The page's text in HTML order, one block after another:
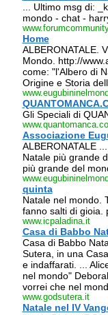
... Ultimo msg di:
mondo - chat -
Home
ALBERONATALE.
Mondo. http://
come: "l'Albero di
Origine e Storia
Gli Speciali di
Associazione
ALBERONATALE
Natale più grande
più grande del
quinta
Natale nel mondo.
fanno salti di gioia.
www.icpaladina.it
Casa di Babbo
Casa di Babbo
Sutera, in una
e indaffarati. ...
nel mondo"
vorrei che nel
www.godsutera.it
Natale nel IV